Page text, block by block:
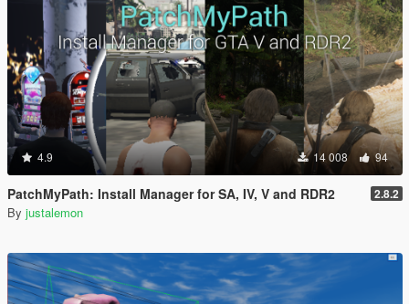
4.9 14 008 94
PatchMyPath: Install Manager for SA, IV, V and RDR2 2.8.2
By justalemon